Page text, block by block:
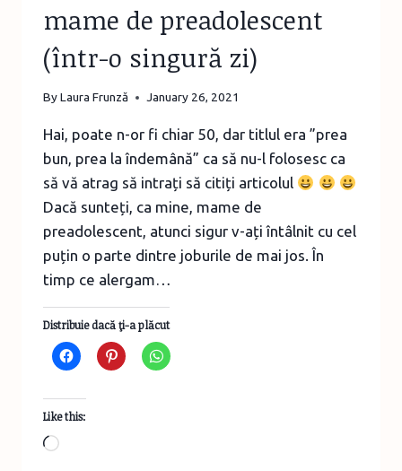
mame de preadolescent
(într-o singură zi)
ByLaura Frunză January 26, 2021
Hai, poate n-or fi chiar 50, dar titlul era ”prea
bun, prea la îndemână” ca să nu-l folosesc ca
să vă atrag să intrați să citiți articolul
Dacă sunteți, ca mine, mame de
preadolescent, atunci sigur v-ați întâlnit cu cel
puțin o parte dintre joburile de mai jos. În
timp ce alergam…
Distribuie dacă ţi-a plăcut
Like this:
Loading…